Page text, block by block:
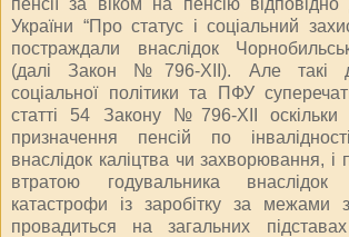
України “Про статус і соціальний
постраждали внаслідок
(далі Закон №796-ХІІ). Але такі
соціальної політики та ПФУ
статті 54 Закону №796-ХІІ оскільки
призначення пенсій по
внаслідок каліцтва чи захворювання, і
втратою годувальника внаслідок
катастрофи із заробітку за межами
провадиться на загальних